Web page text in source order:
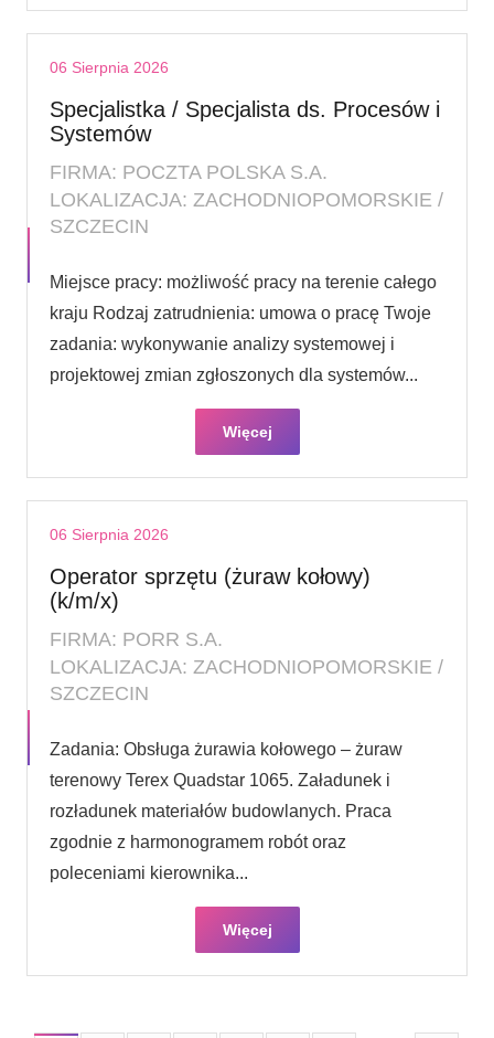
06 Sierpnia 2026
Specjalistka / Specjalista ds. Procesów i
Systemów
FIRMA: POCZTA POLSKA S.A.
LOKALIZACJA: ZACHODNIOPOMORSKIE /
SZCZECIN
Miejsce pracy: możliwość pracy na terenie całego
kraju Rodzaj zatrudnienia: umowa o pracę Twoje
zadania: wykonywanie analizy systemowej i
projektowej zmian zgłoszonych dla systemów...
Więcej
06 Sierpnia 2026
Operator sprzętu (żuraw kołowy)
(k/m/x)
FIRMA: PORR S.A.
LOKALIZACJA: ZACHODNIOPOMORSKIE /
SZCZECIN
Zadania: Obsługa żurawia kołowego – żuraw
terenowy Terex Quadstar 1065. Załadunek i
rozładunek materiałów budowlanych. Praca
zgodnie z harmonogramem robót oraz
poleceniami kierownika...
Więcej